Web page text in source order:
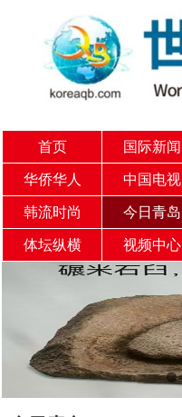
首页 国际新闻
华侨华人 中国电视
韩流时尚 今日青岛
体坛纵横 视频中心